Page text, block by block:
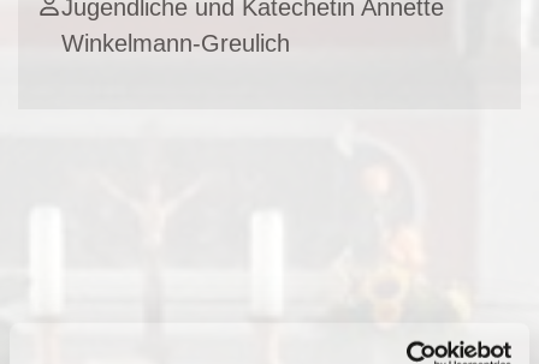
Jugendliche und Katechetin Annette
Winkelmann-Greulich